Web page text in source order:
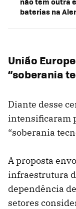
baterias na
União
“soberania
Diante desse
intensificaram
“soberania
A proposta
infraestrutura
dependência
setores